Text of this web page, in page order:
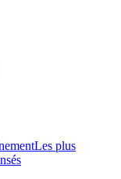
Les plus